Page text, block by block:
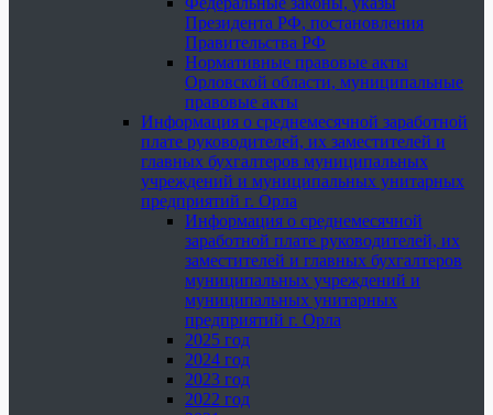
Президента РФ, постановления
Правительства РФ
Нормативные правовые акты
Орловской области, муниципальные
правовые акты
Информация о среднемесячной заработной
плате руководителей, их заместителей и
главных бухгалтеров муниципальных
учреждений и муниципальных унитарных
предприятий г. Орла
Информация о среднемесячной
заработной плате руководителей, их
заместителей и главных бухгалтеров
муниципальных учреждений и
муниципальных унитарных
предприятий г. Орла
2025 год
2024 год
2023 год
2022 год